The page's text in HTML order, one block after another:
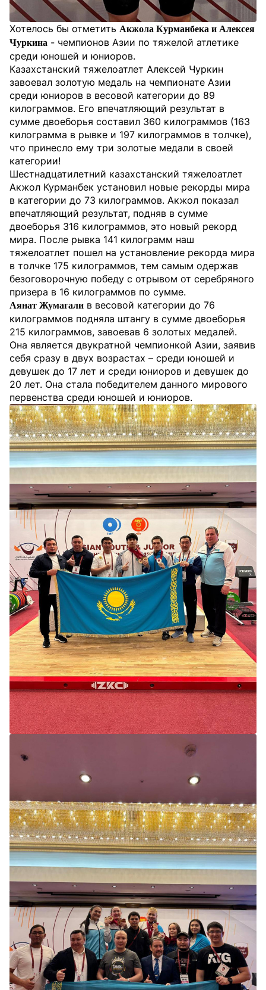
Хотелось бы отметить Акжола Курманбека и Алексея
Чуркина - чемпионов Азии по тяжелой атлетике
среди юношей и юниоров.
Казахстанский тяжелоатлет Алексей Чуркин
завоевал золотую медаль на чемпионате Азии
среди юниоров в весовой категории до 89
килограммов. Его впечатляющий результат в
сумме двоеборья составил 360 килограммов (163
килограмма в рывке и 197 килограммов в толчке),
что принесло ему три золотые медали в своей
категории!
Шестнадцатилетний казахстанский тяжелоатлет
Акжол Курманбек установил новые рекорды мира
в категории до 73 килограммов. Акжол показал
впечатляющий результат, подняв в сумме
двоеборья 316 килограммов, это новый рекорд
мира. После рывка 141 килограмм наш
тяжелоатлет пошел на установление рекорда мира
в толчке 175 килограммов, тем самым одержав
безоговорочную победу с отрывом от серебряного
призера в 16 килограммов по сумме.
Аянат Жумагали в весовой категории до 76
килограммов подняла штангу в сумме двоеборья
215 килограммов, завоевав 6 золотых медалей.
Она является двукратной чемпионкой Азии, заявив
себя сразу в двух возрастах – среди юношей и
девушек до 17 лет и среди юниоров и девушек до
20 лет. Она стала победителем данного мирового
первенства среди юношей и юниоров.